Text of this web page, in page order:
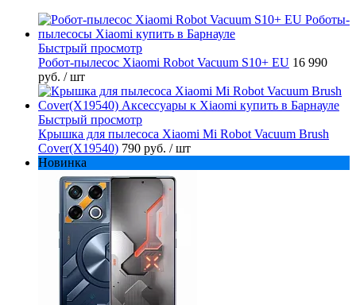
Быстрый просмотр
Робот-пылесос Xiaomi Robot Vacuum S10+ EU 16 990
руб. / шт
Быстрый просмотр
Крышка для пылесоса Xiaomi Mi Robot Vacuum Brush
Cover(X19540) 790 руб. / шт
Новинка